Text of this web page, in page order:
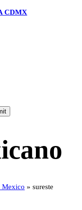
CDMX
Mexico » sureste